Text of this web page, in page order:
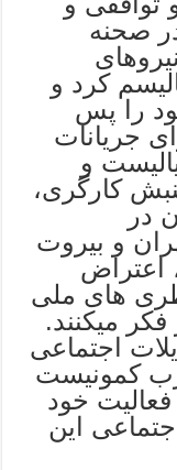
صحنه
کرد و
را پس
جریانات
و
کارگری،
در
و بیروت
اعتراض
های ملی
میکنند.
اجتماعی
کمونیست
خود
این